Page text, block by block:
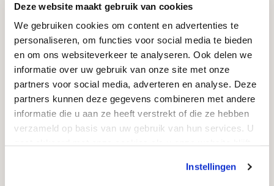
Deze website maakt gebruik van cookies
We gebruiken cookies om content en advertenties te
personaliseren, om functies voor social media te bieden
en om ons websiteverkeer te analyseren. Ook delen we
informatie over uw gebruik van onze site met onze
partners voor social media, adverteren en analyse. Deze
partners kunnen deze gegevens combineren met andere
informatie die u aan ze heeft verstrekt of die ze hebben
verzameld op basis van uw gebruik van hun services. U
Instellingen
Onderhoud
Vergunningen
Levertijd
Grafsteen kopen
Informatie
Algemene voorwaarden
Privacyverklaring & cookiebeleid